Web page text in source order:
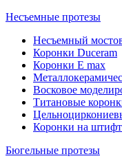
Несъемные протезы
Несъемный
Коронки Duceram
Коронки E max
Восковое
Титановые
Коронки на
Бюгельные протезы